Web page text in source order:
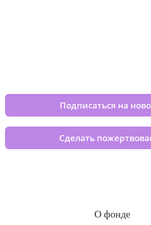
Подписаться на
Сделать
О фонде